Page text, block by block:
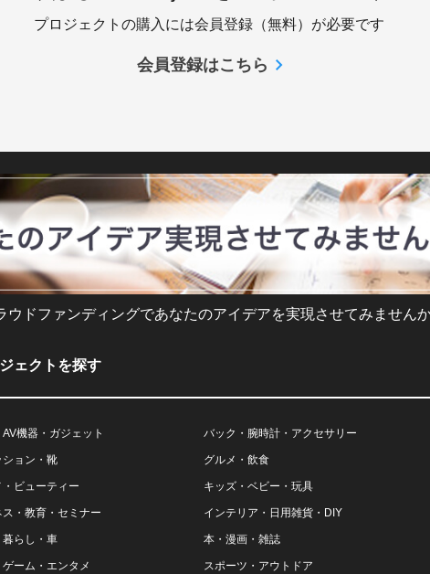
プロジェクトの購入には会員登録（無料）が必要です
会員登録はこちら
ウドファンディングであなたのアイデアを実現させてみません
ェクトを探す
機器・ガジェット バック・腕時計・アクセサリー
ション・靴 グルメ・飲食
・ビューティー キッズ・ベビー・玩具
ス・教育・セミナー インテリア・日用雑貨・DIY
暮らし・車 本・漫画・雑誌
ーム・エンタメ スポーツ・アウトドア